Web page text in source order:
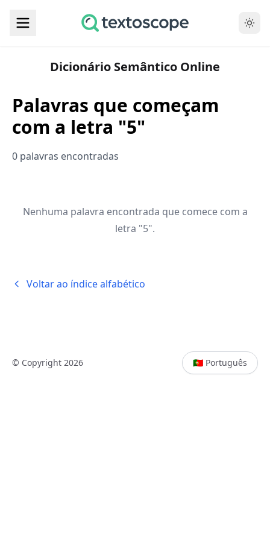
Dicionário Semântico Online
Palavras que começam
com a letra "5"
0 palavras encontradas
Nenhuma palavra encontrada que comece com a
letra "5".
Voltar ao índice alfabético
© Copyright 2026